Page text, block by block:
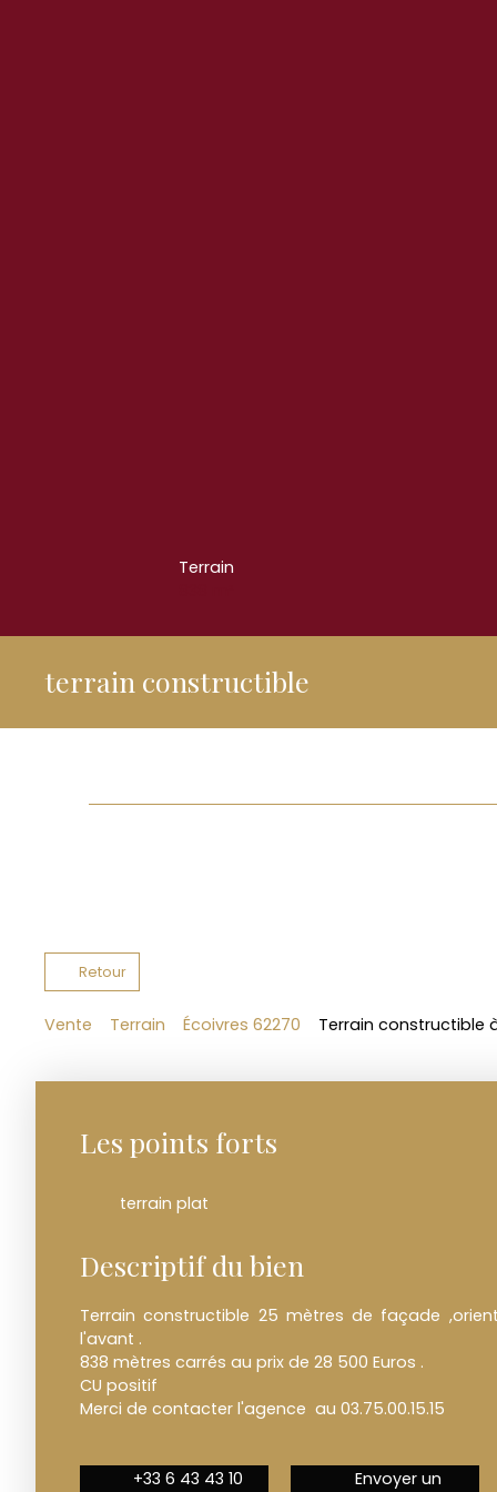
Terrain
terrain constructible
Retour
Vente Terrain Écoivres 62270 Terrain constructible
Les points forts
terrain plat
Descriptif du bien
Terrain constructible 25 mètres de façade
l'avant .
838 mètres carrés au prix de 28 500 Euros .
CU positif
Merci de contacter l'agence au 03.75.00.15.15
+33 6 43 43 10
Envoyer un